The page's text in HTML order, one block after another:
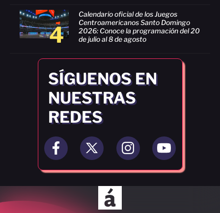
4
Calendario oficial de los Juegos
Centroamericanos Santo Domingo
2026: Conoce la programación del 20
de julio al 8 de agosto
SÍGUENOS EN
NUESTRAS
REDES